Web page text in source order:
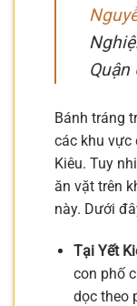
Quận
Bánh tráng
các khu vực
Kiêu. Tuy
ăn vặt trên
này. Dưới
Tại Yết
con phố
dọc theo